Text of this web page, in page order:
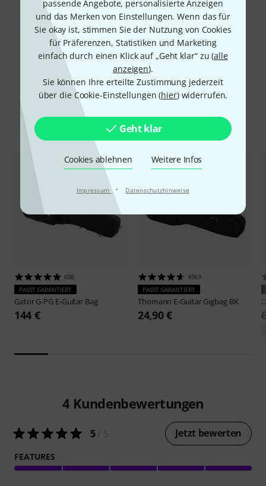
passende Angebote, personalisierte Anzeigen
und das Merken von Einstellungen. Wenn das für
Sie okay ist, stimmen Sie der Nutzung von Cookies
für Präferenzen, Statistiken und Marketing
einfach durch einen Klick auf „Geht klar“ zu (alle
anzeigen).
Sie können Ihre erteilte Zustimmung jederzeit
über die Cookie-Einstellungen (hier) widerrufen.
Geht klar
Cookies ablehnen Weitere Infos
Impressum · Datenschutzhinweise
Zubehör & passende Artikel
656
PASST GARANTIERT
GatorG-PG E-Guitar Bag
144 €
4969
PASST GARANTIERT
Thomann E-Guitar Gigbag BK
24,90 €
4 Kundenbewertungen
5/ 5 Jetzt bewerten
FEATURES